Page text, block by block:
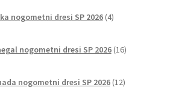
nogometni dresi SP 2026 4izdelki
nogometni dresi SP 2026 16izdelkov
nogometni dresi SP 2026 12izdelkov